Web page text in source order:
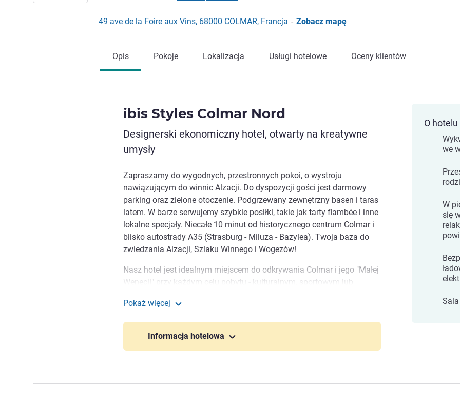
49 ave de la Foire aux Vins, 68000 COLMAR, Francja - Zobacz mapę
Opis Pokoje Lokalizacja Usługi hotelowe Oceny klientów
ibis Styles Colmar Nord
Designerski ekonomiczny hotel, otwarty na kreatywne
umysły
Zapraszamy do wygodnych, przestronnych pokoi, o wystroju
nawiązującym do winnic Alzacji. Do dyspozycji gości jest darmowy
parking oraz zielone otoczenie. Podgrzewany zewnętrzny basen i taras
latem. W barze serwujemy szybkie posiłki, takie jak tarty flambée i inne
lokalne specjały. Niecałe 10 minut od historycznego centrum Colmar i
blisko autostrady A35 (Strasburg - Miluza - Bazylea). Twoja baza do
zwiedzania Alzacji, Szlaku Winnego i Wogezów!
Nasz hotel jest idealnym miejscem do odkrywania Colmar i jego "Małej
Wenecji" przy każdym celu pobytu - kulturalnym, sportowym lub
Ciebie!
Witamy w ibis Styles Colmar Nord! Alzacja jest piękna! Cały nasz
Pokaż więcej
Informacja hotelowa
O hotelu
we
W
się